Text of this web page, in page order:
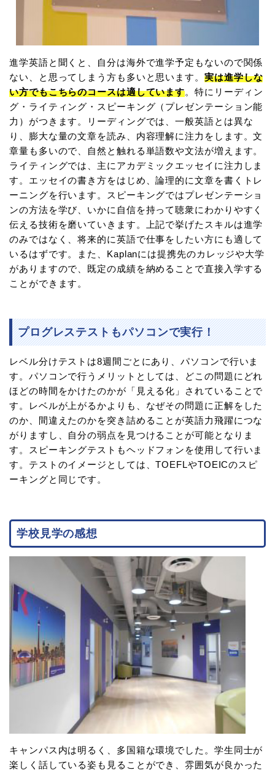
進学英語と聞くと、自分は海外で進学予定もないので関係
ない、と思ってしまう方も多いと思います。 実は進学しな
い方でもこちらのコースは適しています。特にリーディン
グ・ライティング・スピーキング（プレゼンテーション能
力）がつきます。リーディングでは、一般英語とは異な
り、膨大な量の文章を読み、内容理解に注力をします。文
章量も多いので、自然と触れる単語数や文法が増えます。
ライティングでは、主にアカデミックエッセイに注力しま
す。エッセイの書き方をはじめ、論理的に文章を書くトレ
ーニングを行います。スピーキングではプレゼンテーショ
ンの方法を学び、いかに自信を持って聴衆にわかりやすく
伝える技術を磨いていきます。上記で挙げたスキルは進学
のみではなく、将来的に英語で仕事をしたい方にも適して
いるはずです。また、Kaplanには提携先のカレッジや大学
がありますので、既定の成績を納めることで直接入学する
ことができます。
プログレステストもパソコンで実行！
レベル分けテストは8週間ごとにあり、パソコンで行いま
す。パソコンで行うメリットとしては、どこの問題にどれ
ほどの時間をかけたのかが「見える化」されていることで
す。レベルが上がるかよりも、なぜその問題に正解をした
のか、間違えたのかを突き詰めることが英語力飛躍につな
がりますし、自分の弱点を見つけることが可能となりま
す。スピーキングテストもヘッドフォンを使用して行いま
す。テストのイメージとしては、TOEFLやTOEICのスピ
ーキングと同じです。
学校見学の感想
キャンパス内は明るく、多国籍な環境でした。学生同士が
楽しく話している姿も見ることができ、雰囲気が良かった